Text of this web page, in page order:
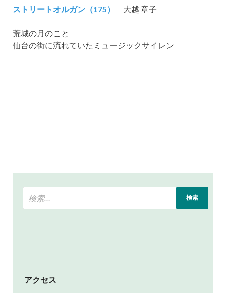
ストリートオルガン（175） 大越 章子
荒城の月のこと
仙台の街に流れていたミュージックサイレン
アクセス